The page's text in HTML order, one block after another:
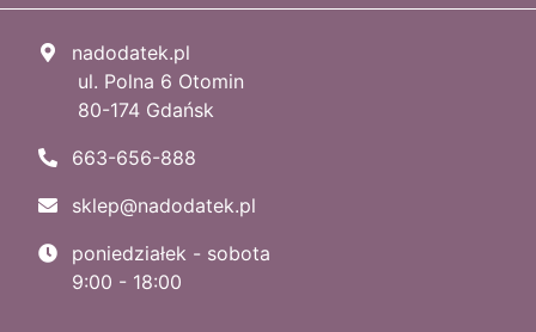
nadodatek.pl
ul. Polna 6 Otomin
80-174 Gdańsk
663-656-888
sklep@nadodatek.pl
poniedziałek - sobota
9:00 - 18:00